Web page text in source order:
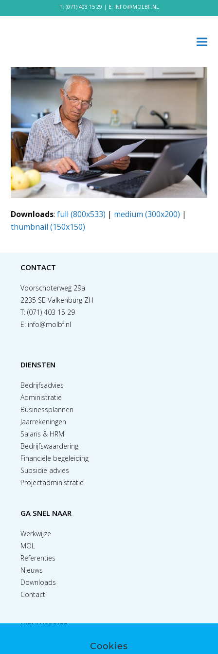
T: (071) 403 15 29 | E: INFO@MOLBF.NL
Downloads:full (800x533) | medium (300x200) |
thumbnail (150x150)
CONTACT
Voorschoterweg 29a
2235 SE Valkenburg ZH
T:(071) 403 15 29
E: info@molbf.nl
DIENSTEN
Bedrijfsadvies
Administratie
Businessplannen
Jaarrekeningen
Salaris & HRM
Bedrijfswaardering
Financiële begeleiding
Subsidie advies
Projectadministratie
GA SNEL NAAR
Werkwijze
MOL
Referenties
Nieuws
Downloads
Contact
NIEUWSBRIEF
Cookies